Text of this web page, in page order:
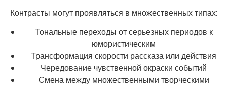
Контрасты могут проявляться в множественных типах:
Тональные переходы от серьезных периодов к
юмористическим
Трансформация скорости рассказа или действия
Чередование чувственной окраски событий
Смена между множественными творческими